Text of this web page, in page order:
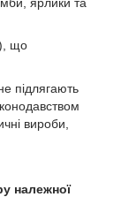
що
підлягають
вироби,
належної